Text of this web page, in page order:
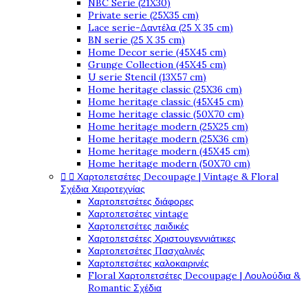
NBC Serie (21X30)
Private serie (25X35 cm)
Lace serie-Δαντέλα (25 X 35 cm)
BN serie (25 X 35 cm)
Home Decor serie (45X45 cm)
Grunge Collection (45X45 cm)
U serie Stencil (13X57 cm)
Home heritage classic (25X36 cm)
Home heritage classic (45X45 cm)
Home heritage classic (50X70 cm)
Home heritage modern (25X25 cm)
Home heritage modern (25X36 cm)
Home heritage modern (45X45 cm)
Home heritage modern (50X70 cm)
  Χαρτοπετσέτες Decoupage | Vintage & Floral
Σχέδια Χειροτεχνίας
Χαρτοπετσέτες διάφορες
Χαρτοπετσέτες vintage
Χαρτοπετσέτες παιδικές
Χαρτοπετσέτες Χριστουγεννιάτικες
Χαρτοπετσέτες Πασχαλινές
Χαρτοπετσέτες καλοκαιρινές
Floral Χαρτοπετσέτες Decoupage | Λουλούδια &
Romantic Σχέδια